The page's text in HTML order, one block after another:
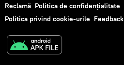
Reclamă Politica de confidențialitate
Politica privind cookie-urile Feedback